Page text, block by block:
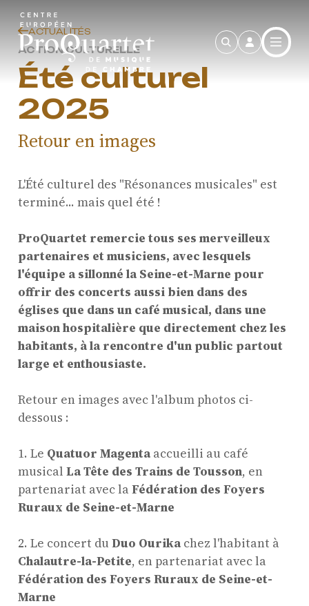
ACTUALITÉS
ACTION CULTURELLE
Été culturel
2025
Retour en images
L'Été culturel des "Résonances musicales" est
terminé... mais quel été !
ProQuartet remercie tous ses merveilleux
partenaires et musiciens, avec lesquels
l'équipe a sillonné la Seine-et-Marne pour
offrir des concerts aussi bien dans des
églises que dans un café musical, dans une
maison hospitalière que directement chez les
habitants, à la rencontre d'un public partout
large et enthousiaste.
Retour en images avec l'album photos ci-
dessous :
1. Le Quatuor Magenta accueilli au café
musicalLa Tête des Trains de Tousson, en
partenariat avec laFédération des Foyers
Ruraux de Seine-et-Marne
2. Le concert duDuo Ourika chez l'habitant à
Chalautre-la-Petite, en partenariat avec la
Fédération des Foyers Ruraux de Seine-et-
Marne